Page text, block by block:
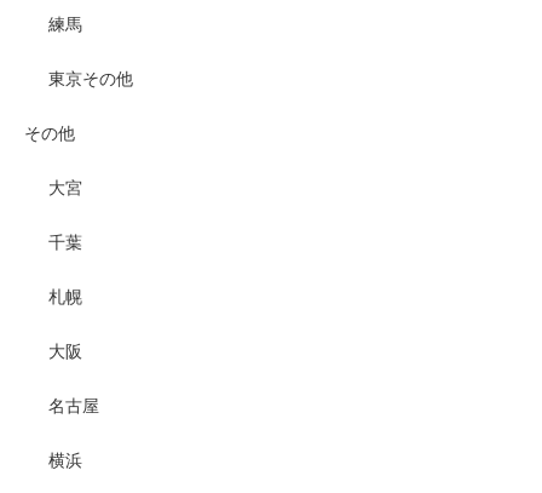
練馬
東京その他
その他
大宮
千葉
札幌
大阪
名古屋
横浜